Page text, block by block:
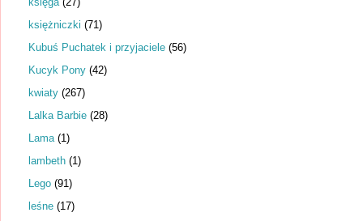
księżniczki (71)
Kubuś Puchatek i przyjaciele (56)
Kucyk Pony (42)
kwiaty (267)
Lalka Barbie (28)
Lama (1)
lambeth (1)
Lego (91)
leśne (17)